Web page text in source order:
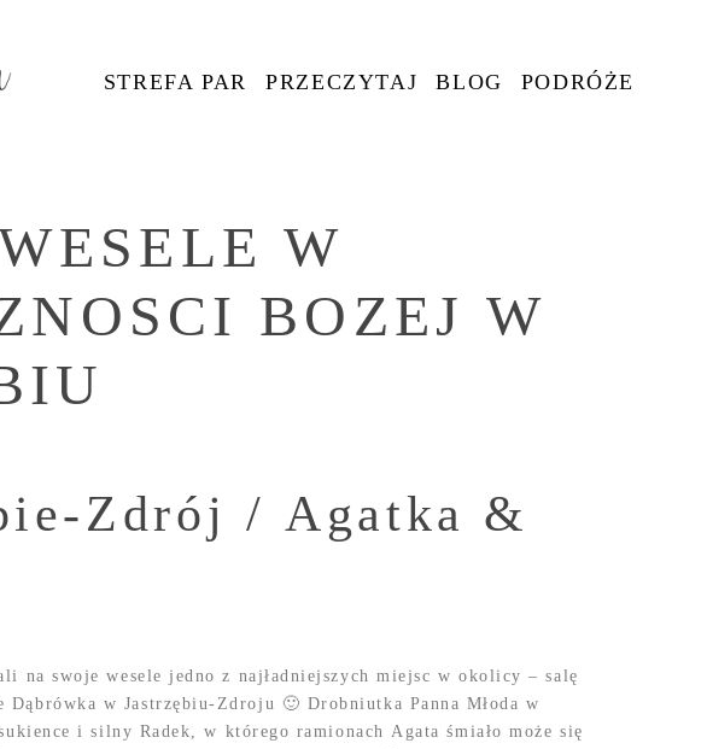
STREFA PAR PRZECZYTAJ BLOG PODRÓŻE
W
BOZEJ W
Zdrój / Agatka &
na swoje wesele jedno z najładniejszych miejsc w okolicy – salę
Dąbrówka w Jastrzębiu-Zdroju 🙂 Drobniutka Panna Młoda w
i silny Radek, w którego ramionach Agata śmiało może się